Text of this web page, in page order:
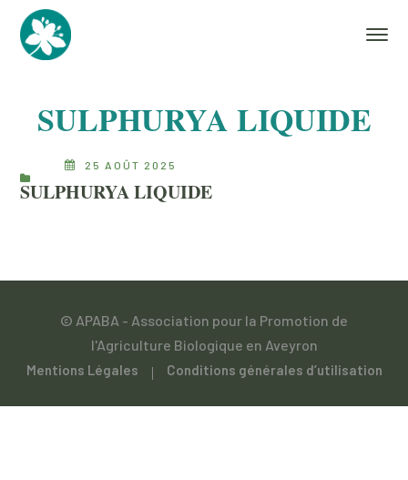
SULPHURYA LIQUIDE
25 AOÛT 2025
SULPHURYA LIQUIDE
© APABA - Association pour la Promotion de
l'Agriculture Biologique en Aveyron
Mentions Légales Conditions générales d’utilisation